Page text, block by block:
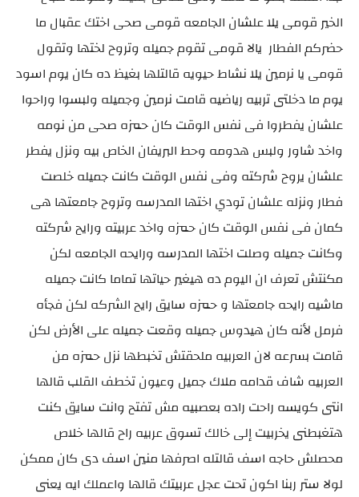
الخير قومى يلا علشان الجامعه قومى صحى اختك عقبال ما
حضركم الفطار يالا قومى تقوم جميله وتروح لختها وتقول
قومى يا نرمين يلا نشاط حيويه قالتلها بغيظ ده كان يوم اسود
يوم ما دخلتى تربيه رياضيه قامت نرمين وجميله ولبسوا وراحوا
علشان يفطروا فى نفس الوقت كان حمزه صحى من نومه
واخد شاور ولبس هدومه وحط البريفان الخاص بيه ونزل يفطر
علشان يروح شركته وفى نفس الوقت كانت جميله خلصت
فطار ونزله علشان تودي اختها المدرسه وتروح جامعتها هى
كمان فى نفس الوقت كان حمزه واخد عربيته ورايح شركته
وكانت جميله وصلت اختها المدرسه ورايحه الجامعه لكن
مكنتش تعرف ان اليوم ده هيغير حياتها تماما كانت جميله
ماشيه رايحه جامعتها و حمزه سايق رايح الشركه لكن فجأه
فرمل لأنه كان هيدوس جميله وقعت جميله على الأرض لكن
قامت بسرعه لان العربيه ملحقتش تخبطها نزل حمزه من
العربيه شاف قدامه ملاك جميل وعيون تخطف القلب قالها
انتى كويسه راحت راده بعصبيه مش تفتح وانت سايق كنت
هتغبطنى يخربيت إلى خالك تسوق عربيه راح قالها خلاص
محصلش حاجه اسف قالتله اصرفها منين اسف دى كان ممكن
لولا ستر ربنا اكون تحت عجل عربيتك قالها واعملك ايه يعنى